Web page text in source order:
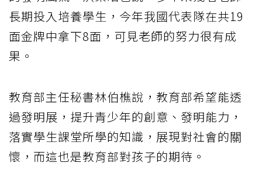
長期投入培養學生，今年我國代表隊在共19
面金牌中拿下8面，可見老師的努力很有成
果。
教育部主任秘書林伯樵說，教育部希望能透
過發明展，提升青少年的創意、發明能力，
落實學生課堂所學的知識，展現對社會的關
懷，而這也是教育部對孩子的期待。